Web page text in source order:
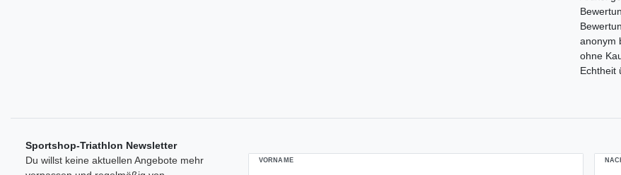
anonym
ohne
Echtheit
Sportshop-Triathlon Newsletter
Du willst keine aktuellen Angebote mehr
VORNAME